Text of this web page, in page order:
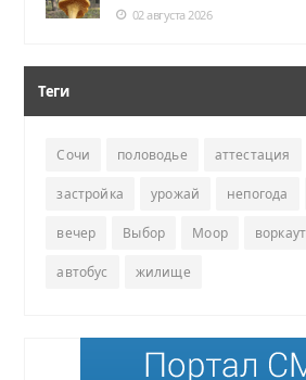
02 августа 2026
Теги
Сочи половодье аттестация
застройка урожай непогода
вечер Выбор Моор воркаут
автобус жилище